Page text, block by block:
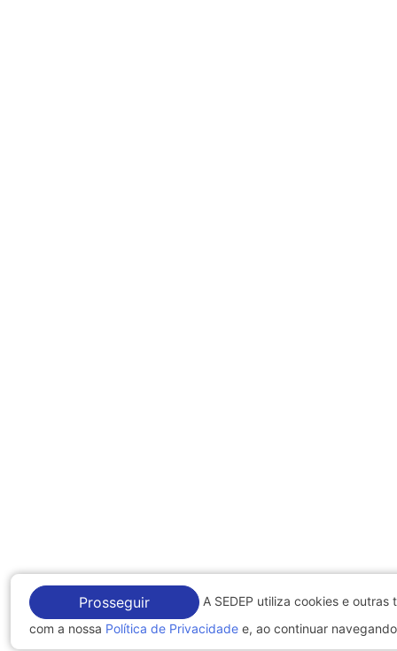
Prosseguir
A SEDEP utiliza cookies e
com a nossa Política de Privacidade e, ao continuar